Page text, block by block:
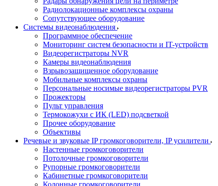
Радиолокационные комплексы охраны
Сопутствующее оборудование
Системы видеонаблюдения
Программное обеспечение
Мониторинг систем безопасности и IT-устройств
Видеорегистраторы NVR
Камеры видеонаблюдения
Взрывозащищенное оборудование
Мобильные комплексы охраны
Персональные носимые видеорегистраторы PVR
Прожекторы
Пульт управления
Термокожухи с ИК (LED) подсветкой
Прочее оборудование
Объективы
Речевые и звуковые IP громкоговорители, IP усилители
Настенные громкоговорители
Потолочные громкоговорители
Рупорные громкоговорители
Кабинетные громкоговорители
Колонные громкоговорители